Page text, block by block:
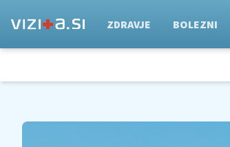
ZDRAVJE BOLEZNI